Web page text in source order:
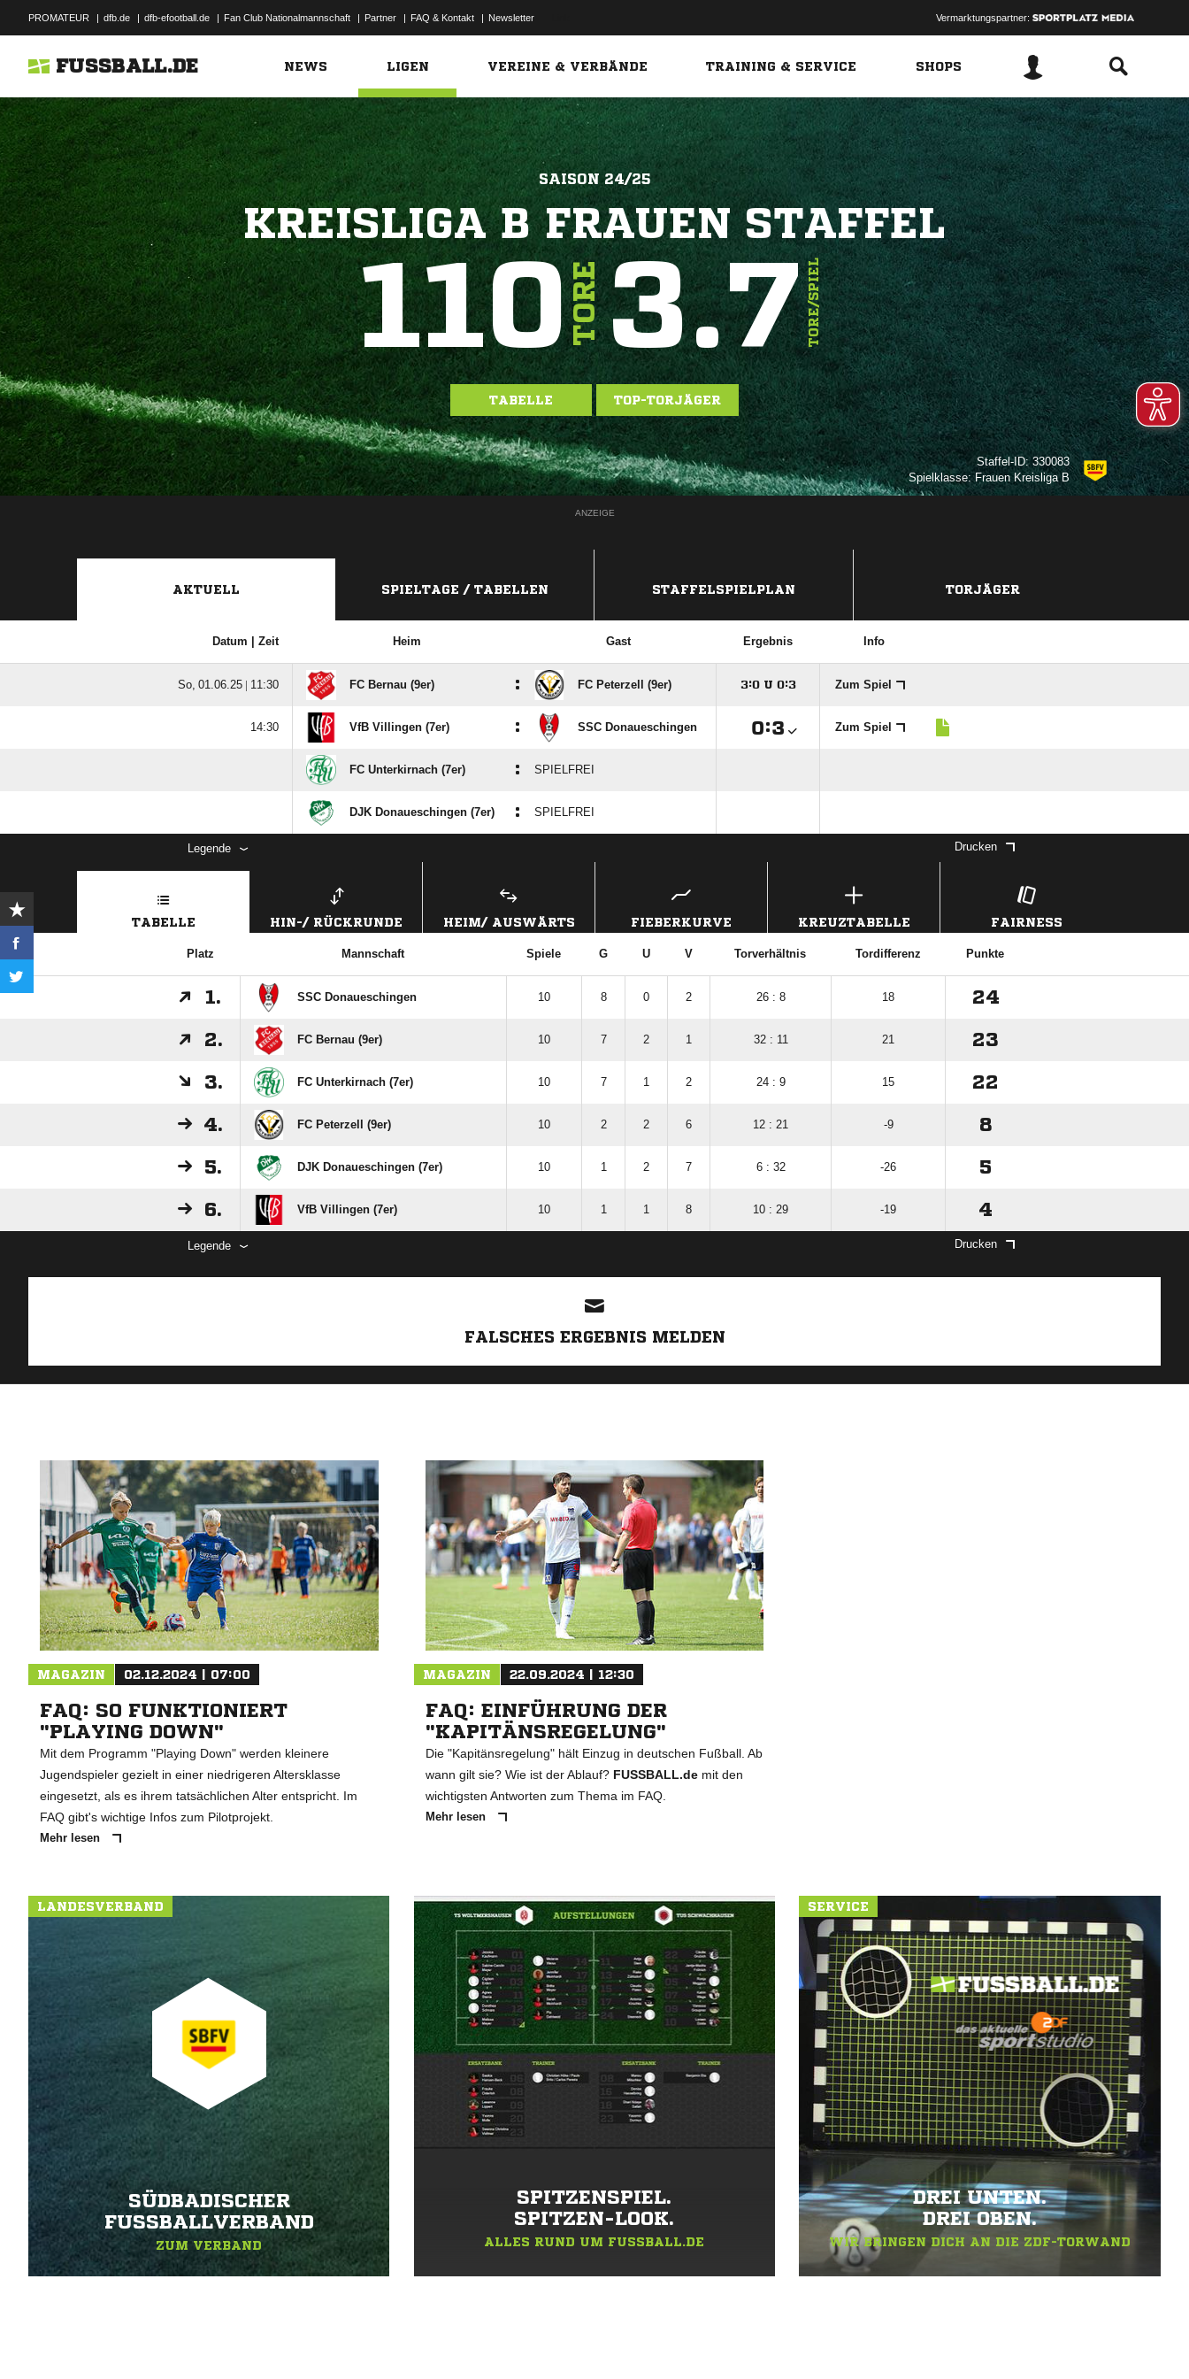
PROMATEUR | dfb.de | dfb-efootball.de | Fan Club Nationalmannschaft | Partner | FAQ & Kontakt | Newsletter Vermarktungspartner:
FUSSBALL.DE NEWS LIGEN VEREINE & VERBÄNDE TRAINING & SERVICE SHOPS
SAISON 24/25
KREISLIGA B FRAUEN STAFFEL
110TORE3.7TORE/SPIEL
TABELLE TOP-TORJÄGER
Staffel-ID: 330083
Spielklasse: Frauen Kreisliga B
ANZEIGE
AKTUELL SPIELTAGE / TABELLEN STAFFELSPIELPLAN TORJÄGER
Datum | Zeit Heim Gast Ergebnis Info
  |  FC Bernau (9er) : FC Peterzell (9er) : U: Zum Spiel
 VfB Villingen (7er) : SSC Donaueschingen : Zum Spiel
FC Unterkirnach (7er) : SPIELFREI
DJK Donaueschingen (7er) : SPIELFREI
Legende Drucken
TABELLE HIN-/ RÜCKRUNDE HEIM/ AUSWÄRTS FIEBERKURVE KREUZTABELLE FAIRNESS
Platz Mannschaft Spiele G U V Torverhältnis Tordifferenz Punkte
1. SSC Donaueschingen 10 8 0 2 26 : 8 18 24
2. FC Bernau (9er) 10 7 2 1 32 : 11 21 23
3. FC Unterkirnach (7er) 10 7 1 2 24 : 9 15 22
4. FC Peterzell (9er) 10 2 2 6 12 : 21 -9 8
5. DJK Donaueschingen (7er) 10 1 2 7 6 : 32 -26 5
6. VfB Villingen (7er) 10 1 1 8 10 : 29 -19 4
Legende Drucken
FALSCHES ERGEBNIS MELDEN
MAGAZIN 02.12.2024 | 07:00
FAQ: SO FUNKTIONIERT
"PLAYING DOWN"
Mit dem Programm "Playing Down" werden kleinere
Jugendspieler gezielt in einer niedrigeren Altersklasse
eingesetzt, als es ihrem tatsächlichen Alter entspricht. Im
FAQ gibt's wichtige Infos zum Pilotprojekt.
Mehr lesen
MAGAZIN 22.09.2024 | 12:30
FAQ: EINFÜHRUNG DER
"KAPITÄNSREGELUNG"
Die "Kapitänsregelung" hält Einzug in deutschen Fußball. Ab
wann gilt sie? Wie ist der Ablauf? FUSSBALL.demit den
wichtigsten Antworten zum Thema im FAQ.
Mehr lesen
LANDESVERBAND
SÜDBADISCHER
FUSSBALLVERBAND
ZUM VERBAND
SPITZENSPIEL.
SPITZEN-LOOK.
ALLES RUND UM FUSSBALL.DE
SERVICE
DREI UNTEN.
DREI OBEN.
WIR BRINGEN DICH AN DIE ZDF-TORWAND